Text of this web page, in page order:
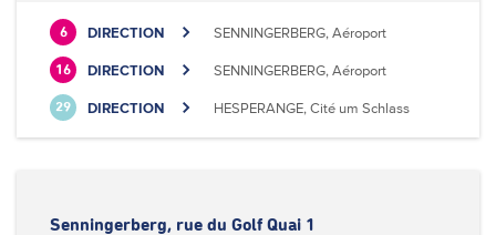
6 DIRECTION SENNINGERBERG, Aéroport
16 DIRECTION SENNINGERBERG, Aéroport
29 DIRECTION HESPERANGE, Cité um Schlass
Senningerberg, rue du Golf Quai 1